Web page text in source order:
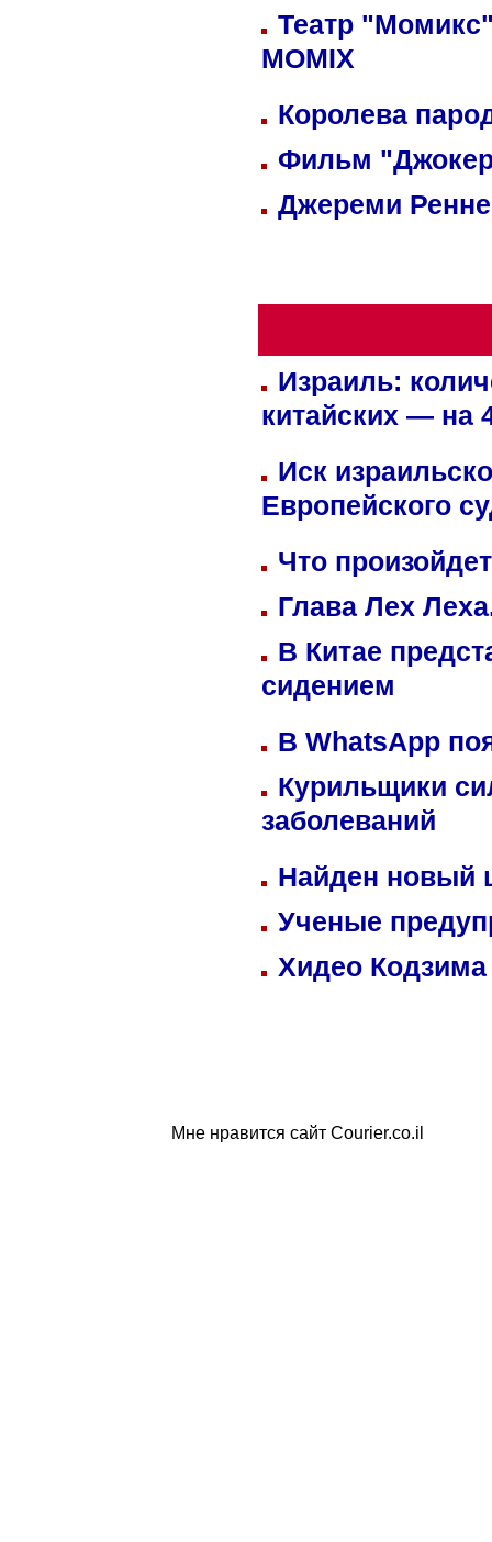
Театр
MOMIX
Королева
Фильм
Джереми
Израиль:
китайских — на
Иск
Европейского
Что
Глава Лех
В Китае
сидением
В WhatsApp
Курильщики
заболеваний
Найден
Ученые
Хидео
Мне нравится сайт Courier.co.il